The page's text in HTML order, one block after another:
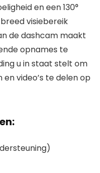
en een 130°
visiebereik
de dashcam maakt
opnames te
u in staat stelt om
video’s te delen op